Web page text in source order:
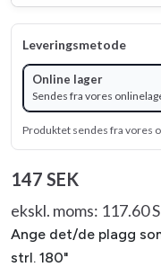
Leveringsmetode
Online lager
Sendes fra vores
Produktet sendes fra vores
147 SEK
ekskl. moms: 117.60
Ange det/de plagg
strl. 180"